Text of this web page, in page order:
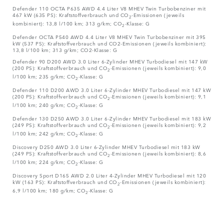
Defender 110 OCTA P635 AWD 4.4 Liter V8 MHEV Twin Turbobenziner mit
467 kW (635 PS): Kraftstoffverbrauch und CO2-Emissionen (jeweils
kombiniert): 13,8 l/100 km; 313 g/km; CO2-Klasse: G
Defender OCTA P540 AWD 4.4 Liter V8 MHEV Twin Turbobenziner mit 395
kW (537 PS): Kraftstoffverbrauch und CO2-Emissionen (jeweils kombiniert):
13,8 l/100 km; 313 g/km; CO2-Klasse: G
Defender 90 D200 AWD 3.0 Liter 6-Zylinder MHEV Turbodiesel mit 147 kW
(200 PS): Kraftstoffverbrauch und CO2-Emissionen (jeweils kombiniert): 9,0
l/100 km; 235 g/km; CO2-Klasse: G
Defender 110 D200 AWD 3.0 Liter 6-Zylinder MHEV Turbodiesel mit 147 kW
(200 PS): Kraftstoffverbrauch und CO2-Emissionen (jeweils kombiniert): 9,1
l/100 km; 240 g/km; CO2-Klasse: G
Defender 130 D250 AWD 3.0 Liter 6-Zylinder MHEV Turbodiesel mit 183 kW
(249 PS): Kraftstoffverbrauch und CO2-Emissionen (jeweils kombiniert): 9,2
l/100 km; 242 g/km; CO2-Klasse: G
Discovery D250 AWD 3.0 Liter 6-Zylinder MHEV Turbodiesel mit 183 kW
(249 PS): Kraftstoffverbrauch und CO2-Emissionen (jeweils kombiniert): 8,6
l/100 km; 224 g/km; CO2-Klasse: G
Discovery Sport D165 AWD 2.0 Liter 4-Zylinder MHEV Turbodiesel mit 120
kW (163 PS): Kraftstoffverbrauch und CO2-Emissionen (jeweils kombiniert):
6,9 l/100 km; 180 g/km; CO2-Klasse: G